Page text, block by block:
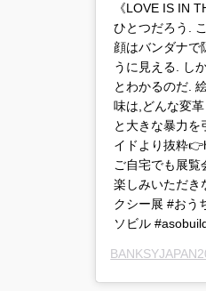
《LOVE IS IN
ひとつだろう.
顔はバンダナで
うに見える. し
とわかるのだ.
味は,どんな変
と大きな暴力
イドより抜粋
ご自宅でも展覧
楽しみいただき
クシー展 #おう
ソビル